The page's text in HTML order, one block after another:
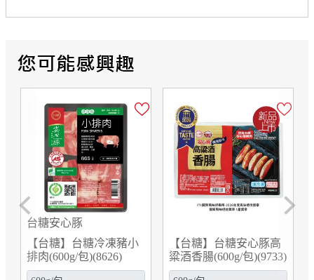
台糖安心豚高
(600g/包)(9733)
【台糖】台糖五花火鍋
豬肉片(300g/包)(879D)
【台糖】台
排肉(3kg/包
Previous Next